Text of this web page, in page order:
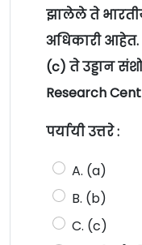
झालेले ते
अधिकारी आहेत.
(c) ते उड्डान
Research
पर्यायी उत्तरे :
A. (a)
B. (b)
C. (c)